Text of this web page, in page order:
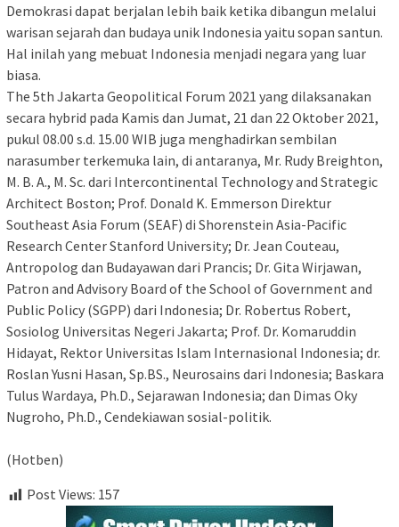
Demokrasi dapat berjalan lebih baik ketika dibangun melalui
warisan sejarah dan budaya unik Indonesia yaitu sopan santun.
Hal inilah yang mebuat Indonesia menjadi negara yang luar
biasa.
The 5th Jakarta Geopolitical Forum 2021 yang dilaksanakan
secara hybrid pada Kamis dan Jumat, 21 dan 22 Oktober 2021,
pukul 08.00 s.d. 15.00 WIB juga menghadirkan sembilan
narasumber terkemuka lain, di antaranya, Mr. Rudy Breighton,
M. B. A., M. Sc. dari Intercontinental Technology and Strategic
Architect Boston; Prof. Donald K. Emmerson Direktur
Southeast Asia Forum (SEAF) di Shorenstein Asia-Pacific
Research Center Stanford University; Dr. Jean Couteau,
Antropolog dan Budayawan dari Prancis; Dr. Gita Wirjawan,
Patron and Advisory Board of the School of Government and
Public Policy (SGPP) dari Indonesia; Dr. Robertus Robert,
Sosiolog Universitas Negeri Jakarta; Prof. Dr. Komaruddin
Hidayat, Rektor Universitas Islam Internasional Indonesia; dr.
Roslan Yusni Hasan, Sp.BS., Neurosains dari Indonesia; Baskara
Tulus Wardaya, Ph.D., Sejarawan Indonesia; dan Dimas Oky
Nugroho, Ph.D., Cendekiawan sosial-politik.
(Hotben)
Post Views: 157